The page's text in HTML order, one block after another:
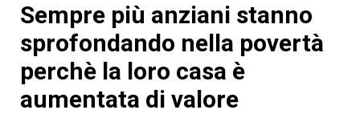
Sempre più anziani stanno
sprofondando nella povertà
perchè la loro casa è
aumentata di valore